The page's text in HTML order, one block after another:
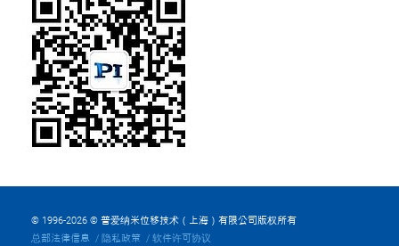
© 1996-2026 © 普爱纳米位移技术（上海）有限公司版权所有
总部法律信息
隐私政策 软件许可协议